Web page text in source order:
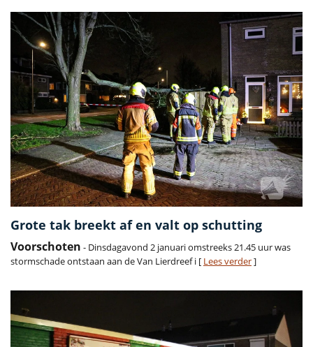
Grote tak breekt af en valt op schutting
Voorschoten - Dinsdagavond 2 januari omstreeks 21.45 uur was
stormschade ontstaan aan de Van Lierdreef i [ Lees verder]